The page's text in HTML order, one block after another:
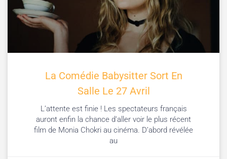
La Comédie Babysitter Sort En
Salle Le 27 Avril
L’attente est finie ! Les spectateurs français
auront enfin la chance d’aller voir le plus récent
film de Monia Chokri au cinéma. D’abord révélée
au